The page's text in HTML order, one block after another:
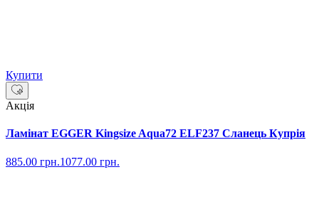
Купити
Акція
Ламінат EGGER Kingsize Aqua72 ELF237 Сланець Купрія
885.00 грн.1077.00 грн.